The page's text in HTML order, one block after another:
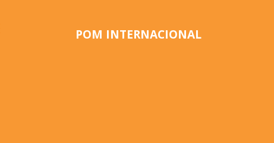
POM INTERNACIONAL